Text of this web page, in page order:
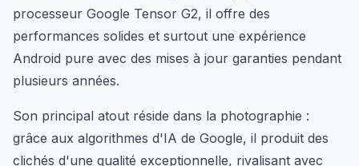
processeur Google Tensor G2, il offre des
performances solides et surtout une expérience
Android pure avec des mises à jour garanties pendant
plusieurs années.
Son principal atout réside dans la photographie :
grâce aux algorithmes d'IA de Google, il produit des
clichés d'une qualité exceptionnelle, rivalisant avec